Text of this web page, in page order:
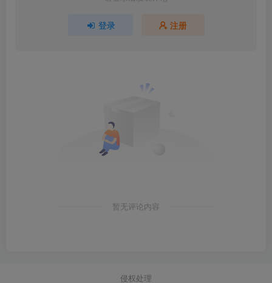
登录 注册
暂无评论内容
侵权处理